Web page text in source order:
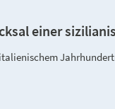
einer